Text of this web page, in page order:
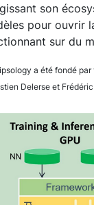
son
pour ouvrir
sur du
a été fondé par
Delerse et